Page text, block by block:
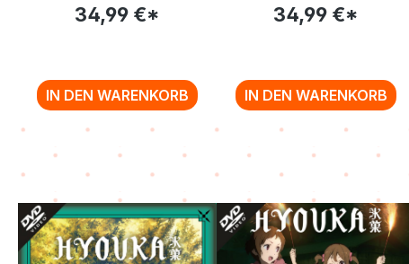
34,99 €*
IN DEN WARENKORB
[DVD]
34,99 €*
IN DEN WARENKORB
Zurück zur Vor-/Zurück-Navigation